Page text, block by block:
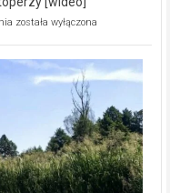
Ekologiczne
kamerą
wśród
została wyłączona